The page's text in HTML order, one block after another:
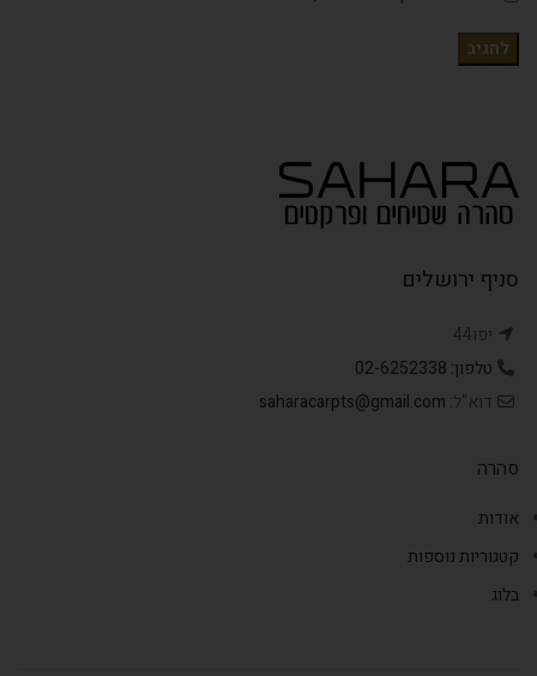
סניף ירושלים
יפו44
טלפון: 02-6252338
דוא"ל: saharacarpts@gmail.com
סהרה
אודות
קטגוריות נוספות
בלוג